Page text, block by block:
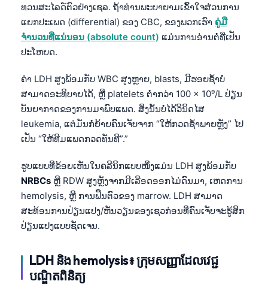
ທວນສະໄລດ໌ຕົວຢ່າງເຊລ. ຖ້າທ່ານພະຍາຍາມເຂົ້າໃຈສ່ວນການ
ແຍກປະເພດ (differential) ຂອງ CBC, ຂອງພວກເຮົາ ຄູ່ມື
ຈຳນວນທີ່ແນ່ນອນ (absolute count) ແມ່ນການອ່ານຕໍ່ທີ່ເປັນ
ປະໂຫຍດ.
ຄ່າ LDH ສູງພ້ອມກັບ WBC ສູງຫຼາຍ, blasts, ມີຮອຍຊ້ຳບໍ່
ສາມາດອະທິບາຍໄດ້, ຫຼື platelets ຕ່ຳກວ່າ 100 × 10⁹/L ປ່ຽນ
ບັນຍາກາດຂອງການມາພົບແພດ. ສິ່ງນັ້ນບໍ່ໄດ້ວິນິດໄສ
leukemia, ແຕ່ມັນກໍ່ຍ້າຍຄົນເຈັບຈາກ “ໃຫ້ກວດຊ້ຳພາຍຫຼັງ” ໄປ
ເປັນ “ໃຫ້ທີມແພດກວດທັນທີ”.”
ຮູບແບບທີ່ຂ້ອຍເຫັນໃນຄລີນິກແບບໜຶ່ງແມ່ນ LDH ສູງພ້ອມກັບ
NRBCs ຫຼື RDW ສູງຫຼັງຈາກມີເລືອດອອກໄມ່ດົນມາ, ເຫດການ
hemolysis, ຫຼື ການຟື້ນຕົວຂອງ marrow. LDH ສາມາດ
ສະທ້ອນການປ່ຽນແປງ/ຫັນວຽນຂອງເຊວກ່ອນທີ່ຄົນເຈັບຈະຮູ້ສຶກ
ປ່ຽນແປງແບບຊັດເຈນ.
LDH និង hemolysis៖ ក្រុមសញ្ញាដែលវេជ្ជ
បណ្ឌិតពិនិត្យ